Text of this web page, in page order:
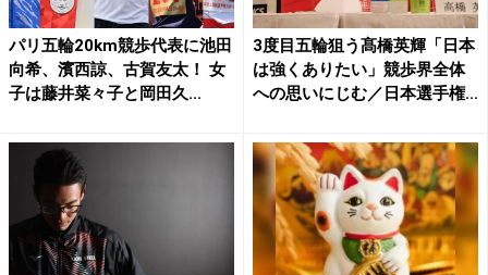
パリ五輪20km競歩代表に池田
向希、濱西諒、古賀友太！ 女
子は藤井菜々子と岡田久...
3度目五輪狙う髙橋英輝「日本
は強くありたい」競歩界全体
への思いにじむ／日本選手権...